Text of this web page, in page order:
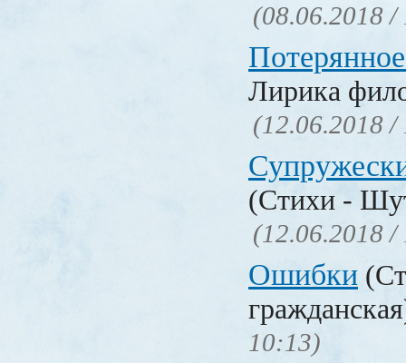
(08.06.2018 /
Лирика
(12.06.2018 /
(Стихи -
(12.06.2018 /
Ошибки
10:13)